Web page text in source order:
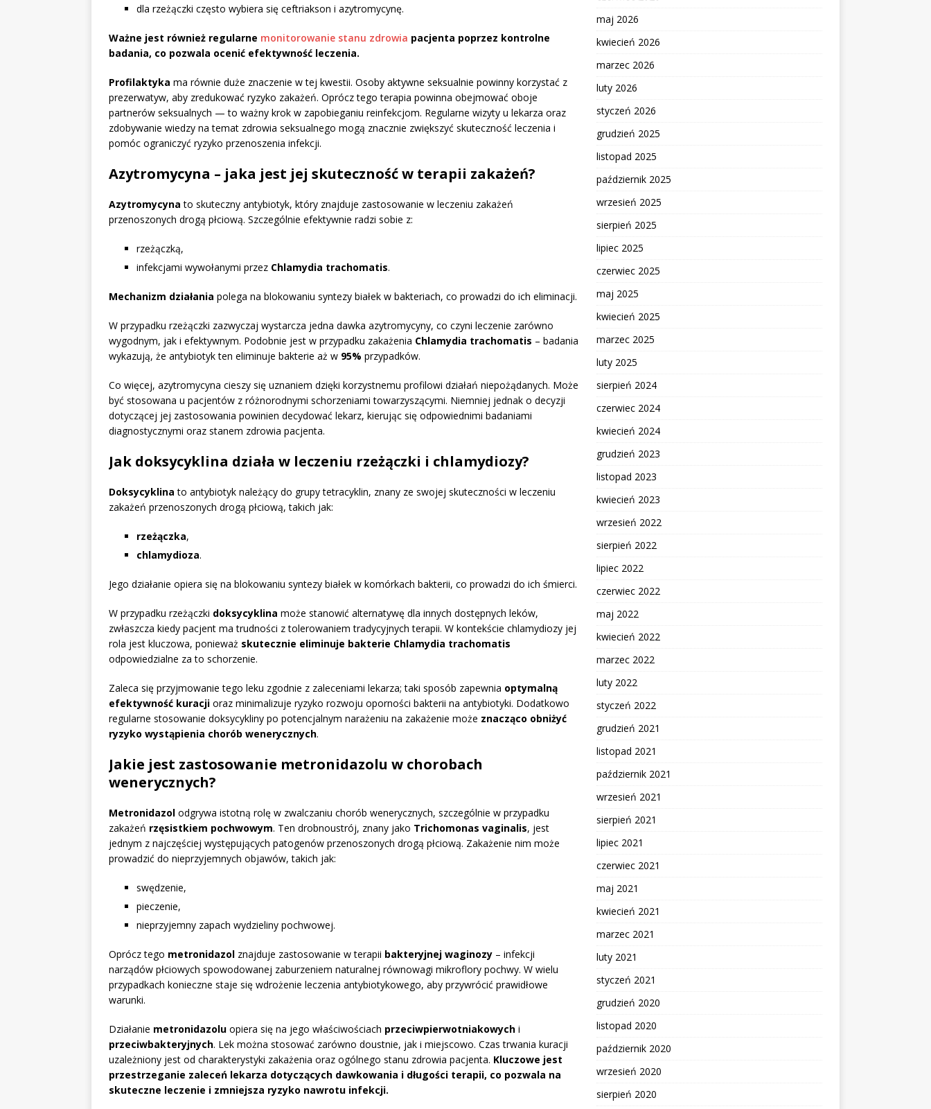
dla rzeżączki często wybiera się ceftriakson i azytromycynę.
Ważne jest również regularne monitorowanie stanu zdrowia pacjenta poprzez kontrolne
badania, co pozwala ocenić efektywność leczenia.
Profilaktyka ma równie duże znaczenie w tej kwestii. Osoby aktywne seksualnie powinny korzystać z
prezerwatyw, aby zredukować ryzyko zakażeń. Oprócz tego terapia powinna obejmować oboje
partnerów seksualnych — to ważny krok w zapobieganiu reinfekcjom. Regularne wizyty u lekarza oraz
zdobywanie wiedzy na temat zdrowia seksualnego mogą znacznie zwiększyć skuteczność leczenia i
pomóc ograniczyć ryzyko przenoszenia infekcji.
Azytromycyna – jaka jest jej skuteczność w terapii zakażeń?
Azytromycyna to skuteczny antybiotyk, który znajduje zastosowanie w leczeniu zakażeń
przenoszonych drogą płciową. Szczególnie efektywnie radzi sobie z:
rzeżączką,
infekcjami wywołanymi przez Chlamydia trachomatis.
Mechanizm działania polega na blokowaniu syntezy białek w bakteriach, co prowadzi do ich eliminacji.
W przypadku rzeżączki zazwyczaj wystarcza jedna dawka azytromycyny, co czyni leczenie zarówno
wygodnym, jak i efektywnym. Podobnie jest w przypadku zakażenia Chlamydia trachomatis – badania
wykazują, że antybiotyk ten eliminuje bakterie aż w 95% przypadków.
Co więcej, azytromycyna cieszy się uznaniem dzięki korzystnemu profilowi działań niepożądanych. Może
być stosowana u pacjentów z różnorodnymi schorzeniami towarzyszącymi. Niemniej jednak o decyzji
dotyczącej jej zastosowania powinien decydować lekarz, kierując się odpowiednimi badaniami
diagnostycznymi oraz stanem zdrowia pacjenta.
Jak doksycyklina działa w leczeniu rzeżączki i chlamydiozy?
Doksycyklina to antybiotyk należący do grupy tetracyklin, znany ze swojej skuteczności w leczeniu
zakażeń przenoszonych drogą płciową, takich jak:
rzeżączka,
chlamydioza.
Jego działanie opiera się na blokowaniu syntezy białek w komórkach bakterii, co prowadzi do ich śmierci.
W przypadku rzeżączki doksycyklina może stanowić alternatywę dla innych dostępnych leków,
zwłaszcza kiedy pacjent ma trudności z tolerowaniem tradycyjnych terapii. W kontekście chlamydiozy jej
rola jest kluczowa, ponieważ skutecznie eliminuje bakterie Chlamydia trachomatis
odpowiedzialne za to schorzenie.
Zaleca się przyjmowanie tego leku zgodnie z zaleceniami lekarza; taki sposób zapewnia optymalną
efektywność kuracji oraz minimalizuje ryzyko rozwoju oporności bakterii na antybiotyki. Dodatkowo
regularne stosowanie doksycykliny po potencjalnym narażeniu na zakażenie może znacząco obniżyć
ryzyko wystąpienia chorób wenerycznych.
Jakie jest zastosowanie metronidazolu w chorobach
wenerycznych?
Metronidazol odgrywa istotną rolę w zwalczaniu chorób wenerycznych, szczególnie w przypadku
zakażeń rzęsistkiem pochwowym. Ten drobnoustrój, znany jako Trichomonas vaginalis, jest
jednym z najczęściej występujących patogenów przenoszonych drogą płciową. Zakażenie nim może
prowadzić do nieprzyjemnych objawów, takich jak:
swędzenie,
pieczenie,
nieprzyjemny zapach wydzieliny pochwowej.
Oprócz tego metronidazol znajduje zastosowanie w terapii bakteryjnej waginozy – infekcji
narządów płciowych spowodowanej zaburzeniem naturalnej równowagi mikroflory pochwy. W wielu
przypadkach konieczne staje się wdrożenie leczenia antybiotykowego, aby przywrócić prawidłowe
warunki.
Działanie metronidazolu opiera się na jego właściwościach przeciwpierwotniakowych i
przeciwbakteryjnych. Lek można stosować zarówno doustnie, jak i miejscowo. Czas trwania kuracji
uzależniony jest od charakterystyki zakażenia oraz ogólnego stanu zdrowia pacjenta. Kluczowe jest
przestrzeganie zaleceń lekarza dotyczących dawkowania i długości terapii, co pozwala na
skuteczne leczenie i zmniejsza ryzyko nawrotu infekcji.
maj 2026
kwiecień 2026
marzec 2026
luty 2026
styczeń 2026
grudzień 2025
listopad 2025
październik 2025
wrzesień 2025
sierpień 2025
lipiec 2025
czerwiec 2025
maj 2025
kwiecień 2025
marzec 2025
luty 2025
sierpień 2024
czerwiec 2024
kwiecień 2024
grudzień 2023
listopad 2023
kwiecień 2023
wrzesień 2022
sierpień 2022
lipiec 2022
czerwiec 2022
maj 2022
kwiecień 2022
marzec 2022
luty 2022
styczeń 2022
grudzień 2021
listopad 2021
październik 2021
wrzesień 2021
sierpień 2021
lipiec 2021
czerwiec 2021
maj 2021
kwiecień 2021
marzec 2021
luty 2021
styczeń 2021
grudzień 2020
listopad 2020
październik 2020
wrzesień 2020
sierpień 2020